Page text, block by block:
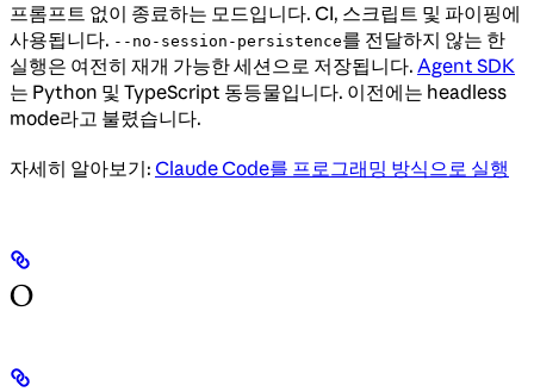
프롬프트 없이 종료하는 모드입니다. CI, 스크립트 및 파이핑에
사용됩니다. --no-session-persistence를 전달하지 않는 한
실행은 여전히 재개 가능한 세션으로 저장됩니다. Agent SDK
는 Python 및 TypeScript 동등물입니다. 이전에는 headless
mode라고 불렸습니다.
자세히 알아보기: Claude Code를 프로그래밍 방식으로 실행
O